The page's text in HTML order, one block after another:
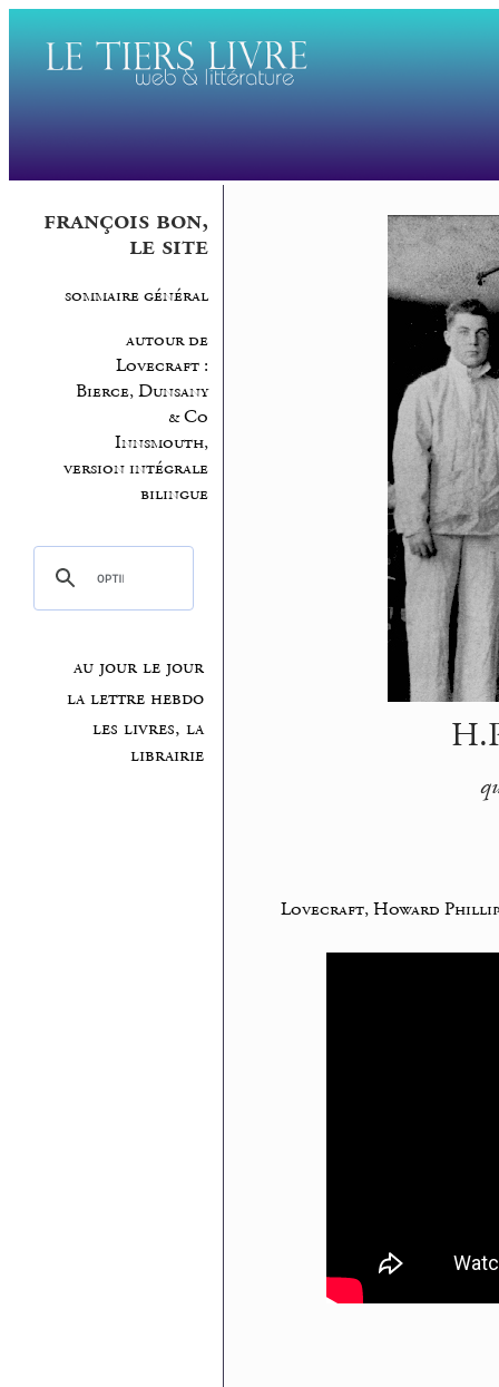
françois bon,
le site
sommaire général
autour de
Lovecraft :
Bierce, Dunsany
& Co
Innsmouth,
version intégrale
bilingue
au jour le jour
la lettre hebdo
les livres, la
librairie
Lovecraft, Howard